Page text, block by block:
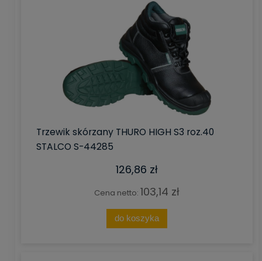
Trzewik skórzany THURO HIGH S3 roz.40
STALCO S-44285
126,86 zł
Cena netto: 103,14 zł
do koszyka